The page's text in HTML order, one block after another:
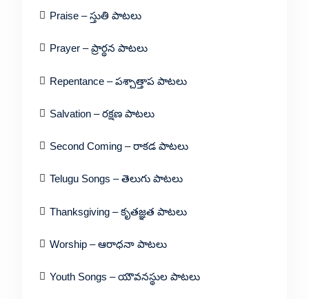
Praise – స్తుతి పాటలు
Prayer – ప్రార్థన పాటలు
Repentance – పశ్చాత్తాప పాటలు
Salvation – రక్షణ పాటలు
Second Coming – రాకడ పాటలు
Telugu Songs – తెలుగు పాటలు
Thanksgiving – కృతజ్ఞత పాటలు
Worship – ఆరాధనా పాటలు
Youth Songs – యౌవనస్థుల పాటలు